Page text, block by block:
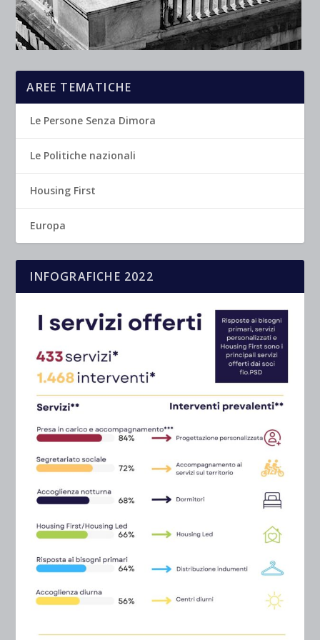
AREE TEMATICHE
Le Persone Senza Dimora
Le Politiche nazionali
Housing First
Europa
INFOGRAFICHE 2022